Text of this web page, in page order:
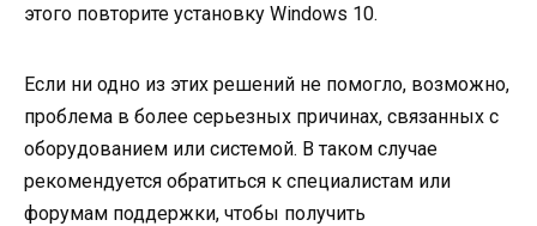
этого повторите установку Windows 10.
Если ни одно из этих решений не помогло, возможно,
проблема в более серьезных причинах, связанных с
оборудованием или системой. В таком случае
рекомендуется обратиться к специалистам или
форумам поддержки, чтобы получить